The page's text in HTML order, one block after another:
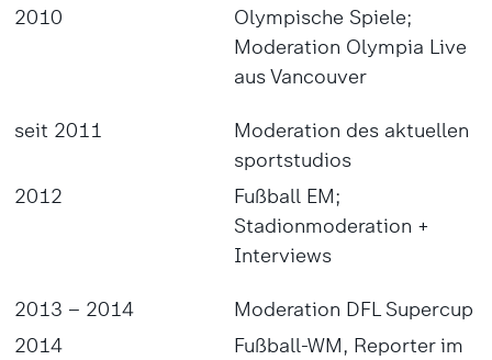
2010
Olympische Spiele;
Moderation Olympia Live
aus Vancouver
seit 2011
Moderation des aktuellen
sportstudios
2012
Fußball EM;
Stadionmoderation +
Interviews
2013 – 2014
Moderation DFL Supercup
2014
Fußball-WM, Reporter im